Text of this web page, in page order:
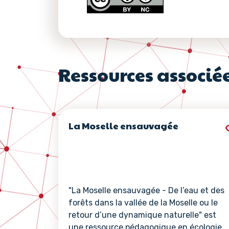
Ressources
La Moselle ensauvagée
"La Moselle ensauvagée - De l’eau et des
forêts dans la vallée de la Moselle ou le
retour d’une dynamique naturelle" est